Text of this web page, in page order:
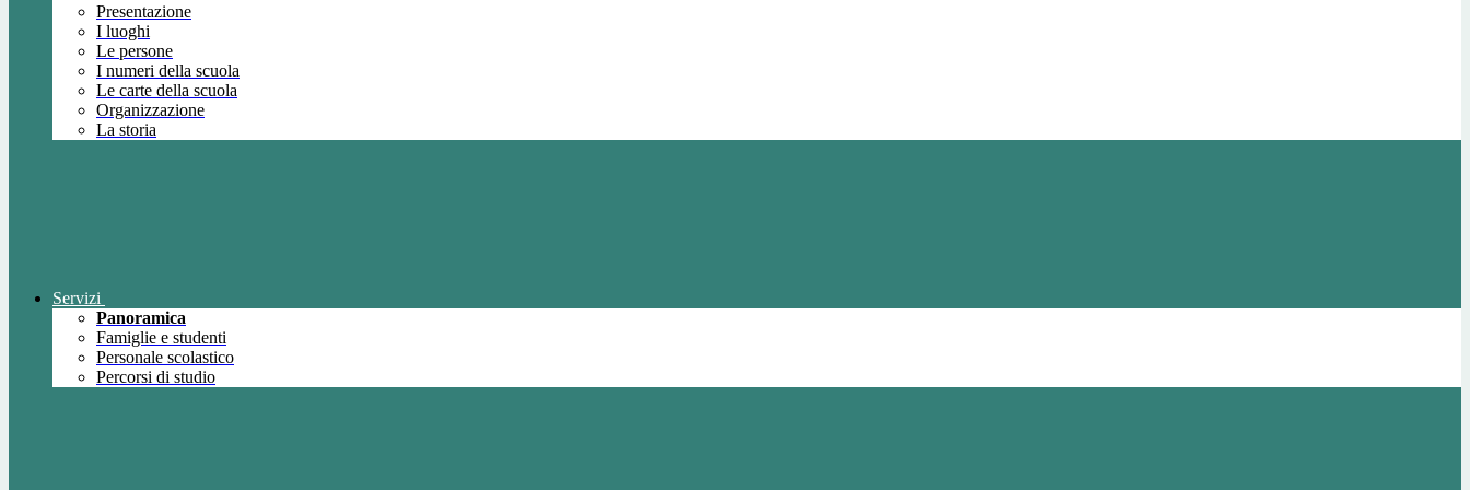
Presentazione
I luoghi
Le persone
I numeri della scuola
Le carte della scuola
Organizzazione
La storia
Servizi
Panoramica
Famiglie e studenti
Personale scolastico
Percorsi di studio